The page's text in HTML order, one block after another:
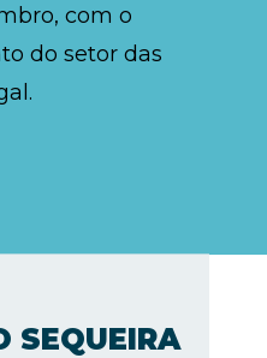
com o
do setor das
SEQUEIRA